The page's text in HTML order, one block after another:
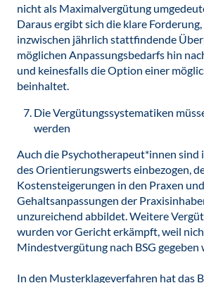
nicht als Maximalvergütung
Daraus ergibt sich die klare Forderung,
inzwischen jährlich stattfindende
möglichen Anpassungsbedarfs hin
und keinesfalls die Option einer
beinhaltet.
Die Vergütungssystematiken
werden
Auch die Psychotherapeut*innen sind
des Orientierungswerts einbezogen,
Kostensteigerungen in den Praxen
Gehaltsanpassungen der
unzureichend abbildet. Weitere
wurden vor Gericht erkämpft, weil
Mindestvergütung nach BSG gegeben
In den Musterklageverfahren hat das